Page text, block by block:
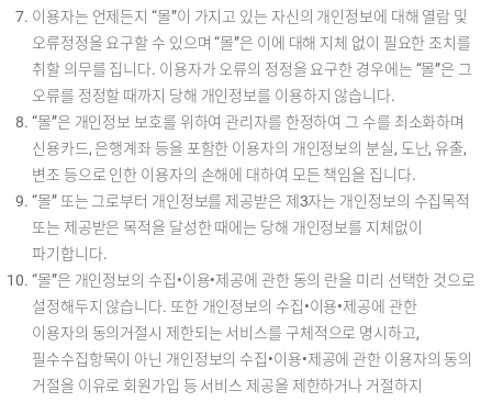
이용자는 언제든지 “몰”이 가지고 있는 자신의 개인정보에 대해 열람 및
오류정정을 요구할 수 있으며 “몰”은 이에 대해 지체 없이 필요한 조치를
취할 의무를 집니다. 이용자가 오류의 정정을 요구한 경우에는 “몰”은 그
오류를 정정할 때까지 당해 개인정보를 이용하지 않습니다.
“몰”은 개인정보 보호를 위하여 관리자를 한정하여 그 수를 최소화하며
신용카드, 은행계좌 등을 포함한 이용자의 개인정보의 분실, 도난, 유출,
변조 등으로 인한 이용자의 손해에 대하여 모든 책임을 집니다.
“몰” 또는 그로부터 개인정보를 제공받은 제3자는 개인정보의 수집목적
또는 제공받은 목적을 달성한 때에는 당해 개인정보를 지체없이
파기합니다.
“몰”은 개인정보의 수집•이용•제공에 관한 동의 란을 미리 선택한 것으로
설정해두지 않습니다. 또한 개인정보의 수집•이용•제공에 관한
이용자의 동의거절시 제한되는 서비스를 구체적으로 명시하고,
필수수집항목이 아닌 개인정보의 수집•이용•제공에 관한 이용자의 동의
거절을 이유로 회원가입 등 서비스 제공을 제한하거나 거절하지